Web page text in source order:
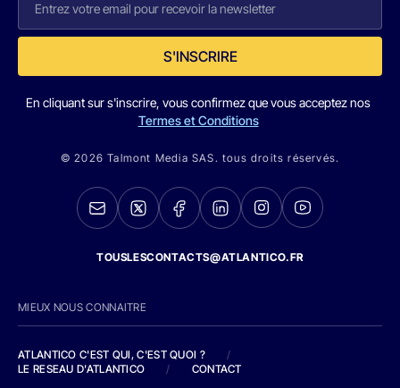
S'INSCRIRE
En cliquant sur s'inscrire, vous confirmez que vous acceptez nos
Termes et Conditions
© 2026 Talmont Media SAS. tous droits réservés.
TOUSLESCONTACTS@ATLANTICO.FR
MIEUX NOUS CONNAITRE
ATLANTICO C'EST QUI, C'EST QUOI ?
/
LE RESEAU D'ATLANTICO
/ CONTACT